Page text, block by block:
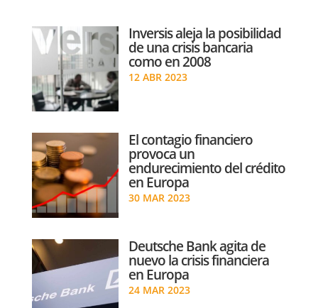
Inversis aleja la posibilidad
de una crisis bancaria
como en 2008
12 ABR 2023
El contagio financiero
provoca un
endurecimiento del crédito
en Europa
30 MAR 2023
Deutsche Bank agita de
nuevo la crisis financiera
en Europa
24 MAR 2023